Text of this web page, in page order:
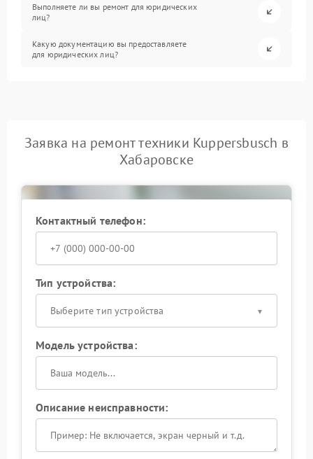
Выполняете ли вы ремонт для юридических
лиц?
Какую документацию вы предоставляете
для юридических лиц?
Заявка на ремонт техники Kuppersbusch в
Хабаровске
Контактный телефон:
Тип устройства:
Выберите тип устройства
Модель устройства:
Описание неисправности: